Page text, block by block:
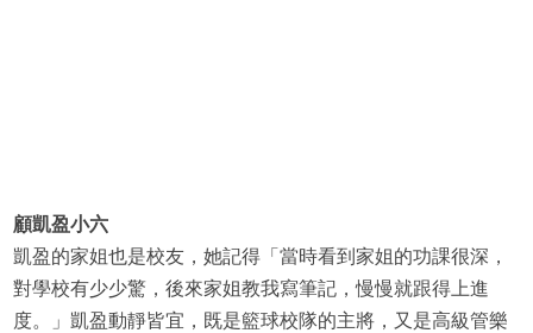
顧凱盈小六
凱盈的家姐也是校友，她記得「當時看到家姐的功課很深，
對學校有少少驚，後來家姐教我寫筆記，慢慢就跟得上進
度。」凱盈動靜皆宜，既是籃球校隊的主將，又是高級管樂